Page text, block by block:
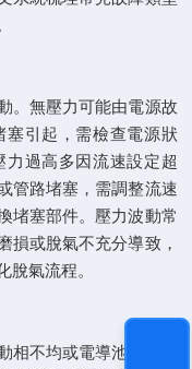
。無壓力可能由電源故
塞引起，需檢查電源狀
過高多因流速設定超
管路堵塞，需調整流速
堵塞部件。壓力波動常
損或脫氣不充分導致，
脫氣流程。
相不均或電導池污染相